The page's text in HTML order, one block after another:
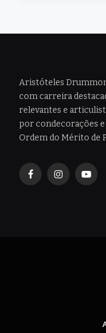
Aristóteles
com carreira
relevantes e
por condecorações
Ordem do Mérito de
FacebookInstagram